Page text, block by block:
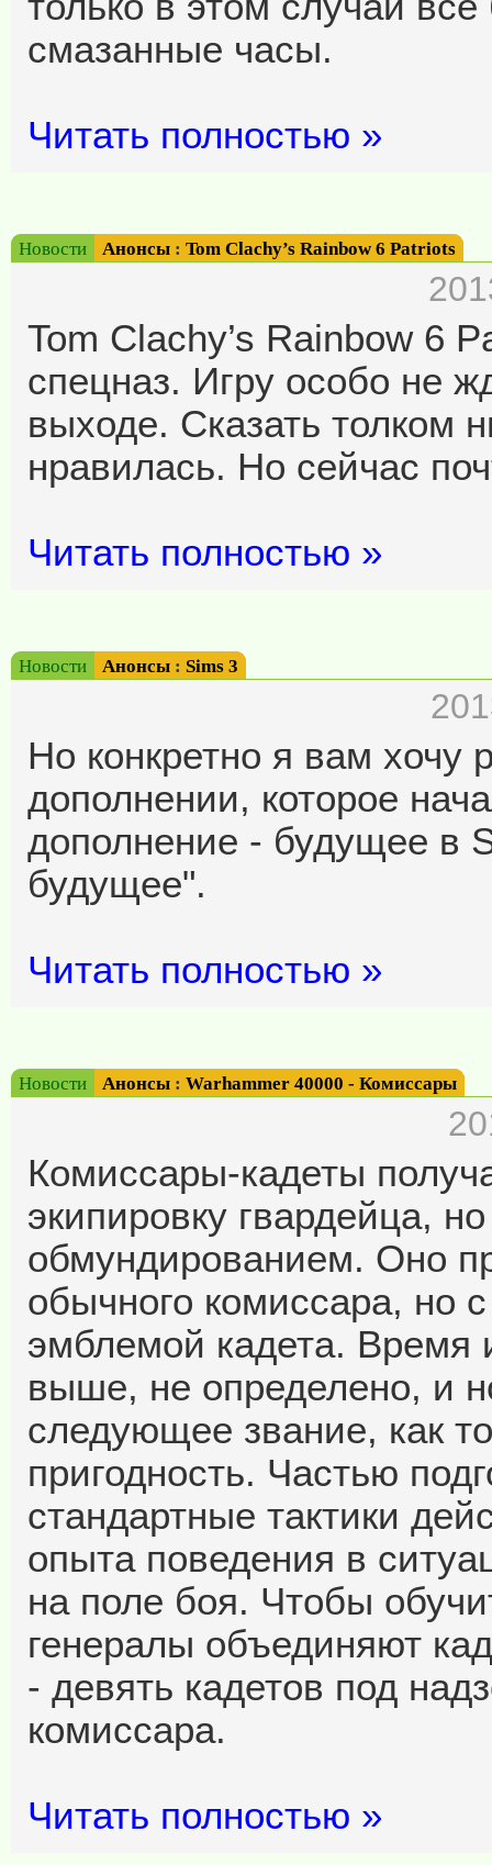
смазанные часы.
Читать полностью »
Новости Анонсы : Tom Clachy’s Rainbow 6 Patriots
Tom Clachy’s Rainbow 6
спецназ. Игру особо не
выходе. Сказать толком
нравилась. Но сейчас
Читать полностью »
Новости Анонсы : Sims 3
Но конкретно я вам хочу
дополнении, которое
дополнение - будущее в
будущее".
Читать полностью »
Новости Анонсы : Warhammer 40000 - Комиссары
Комиссары-кадеты
экипировку гвардейца,
обмундированием. Оно
обычного комиссара, но
эмблемой кадета. Время
выше, не определено, и
следующее звание, как
пригодность. Частью
стандартные тактики
опыта поведения в
на поле боя. Чтобы
генералы объединяют
- девять кадетов под
комиссара.
Читать полностью »